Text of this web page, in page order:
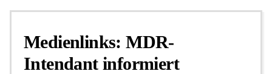
Medienlinks: MDR-
Intendant informiert